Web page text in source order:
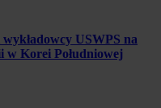
USWPS na
w Korei Południowej